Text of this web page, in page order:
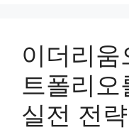
이더리움
트폴리오
실전 전략